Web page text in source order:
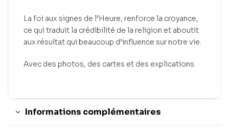
La foi aux signes de l’Heure, renforce la croyance,
ce qui traduit la crédibilité de la religion et aboutit
aux résultat qui beaucoup d’influence sur notre vie.
Avec des photos, des cartes et des explications.
Informations complémentaires